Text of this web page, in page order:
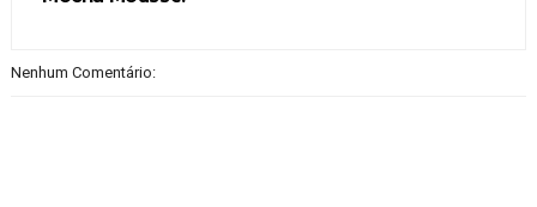
Nenhum Comentário: